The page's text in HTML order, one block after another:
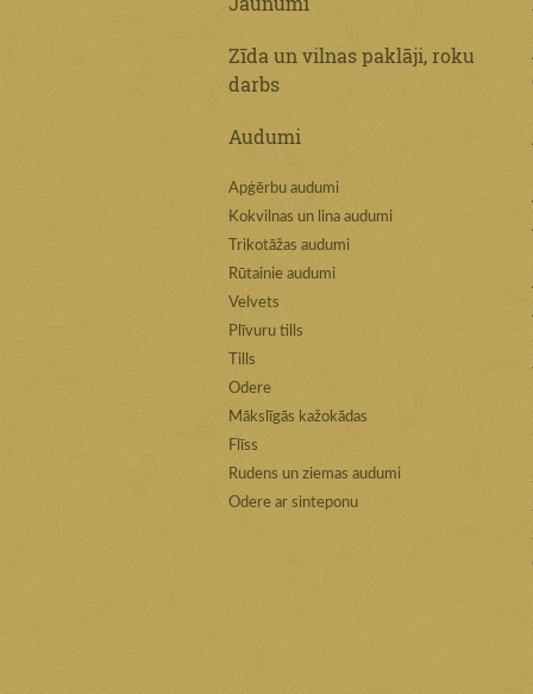
Zīda un vilnas paklāji, roku
darbs
Audumi
Apģērbu audumi
Kokvilnas un lina audumi
Trikotāžas audumi
Rūtainie audumi
Velvets
Plīvuru tills
Tills
Odere
Mākslīgās kažokādas
Flīss
Rudens un ziemas audumi
Odere ar sinteponu